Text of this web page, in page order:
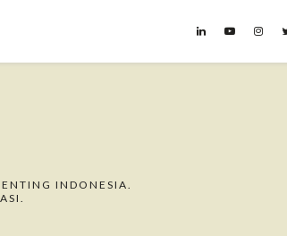
INDONESIA.